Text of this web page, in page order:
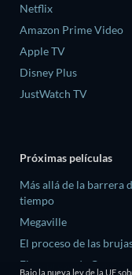
Netflix
Amazon Prime Video
Apple TV
Disney Plus
JustWatch TV
Próximas películas
Más allá de la barrera
tiempo
Megaville
El proceso de las
El ex-preso de Corea
Bajo la nueva ley de la UE